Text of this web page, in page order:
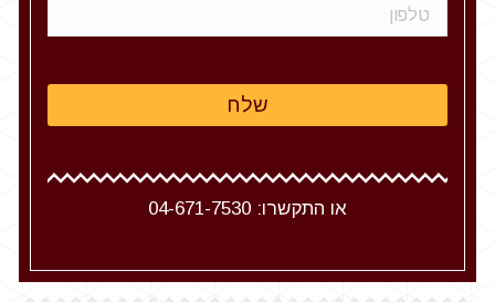
או התקשרו: 04-671-7530